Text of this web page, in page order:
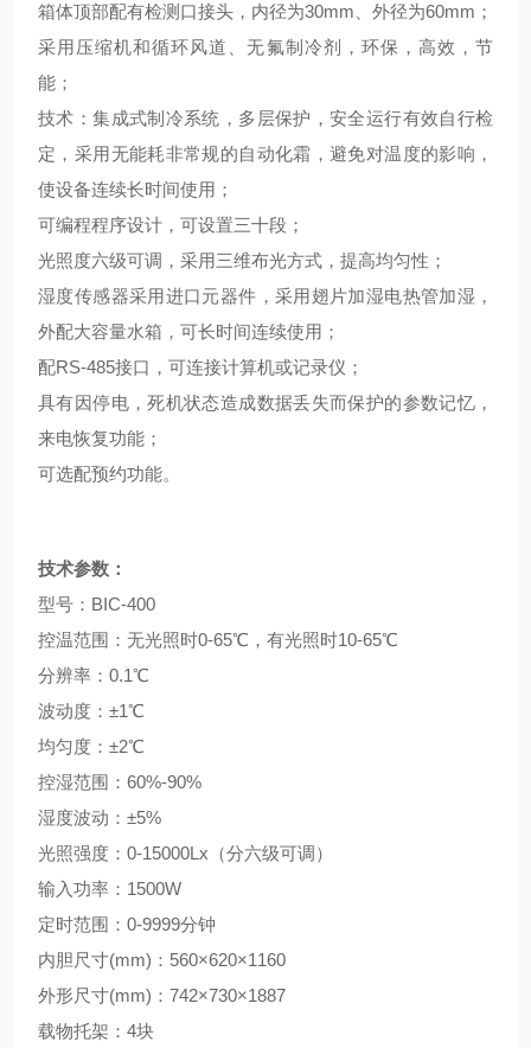
箱体顶部配有检测口接头，内径为30mm、外径为60mm；
采用压缩机和循环风道、无氟制冷剂，环保，高效，节
能；
技术：集成式制冷系统，多层保护，安全运行有效自行检
定，采用无能耗非常规的自动化霜，避免对温度的影响，
使设备连续长时间使用；
可编程程序设计，可设置三十段；
光照度六级可调，采用三维布光方式，提高均匀性；
湿度传感器采用进口元器件，采用翅片加湿电热管加湿，
外配大容量水箱，可长时间连续使用；
配RS-485接口，可连接计算机或记录仪；
具有因停电，死机状态造成数据丢失而保护的参数记忆，
来电恢复功能；
可选配预约功能。
技术参数：
型号：BIC-400
控温范围：无光照时0-65℃，有光照时10-65℃
分辨率：0.1℃
波动度：±1℃
均匀度：±2℃
控湿范围：60%-90%
湿度波动：±5%
光照强度：0-15000Lx（分六级可调）
输入功率：1500W
定时范围：0-9999分钟
内胆尺寸(mm)：560×620×1160
外形尺寸(mm)：742×730×1887
载物托架：4块